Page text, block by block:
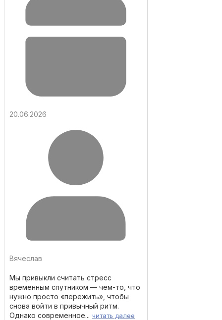
20.06.2026
Вячеслав
Мы привыкли считать стресс
временным спутником — чем-то, что
нужно просто «пережить», чтобы
снова войти в привычный ритм.
Однако современное... читать далее